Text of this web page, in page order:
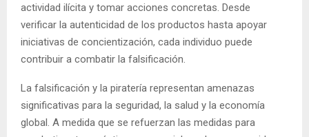
actividad ilícita y tomar acciones concretas. Desde
verificar la autenticidad de los productos hasta apoyar
iniciativas de concientización, cada individuo puede
contribuir a combatir la falsificación.
La falsificación y la piratería representan amenazas
significativas para la seguridad, la salud y la economía
global. A medida que se refuerzan las medidas para